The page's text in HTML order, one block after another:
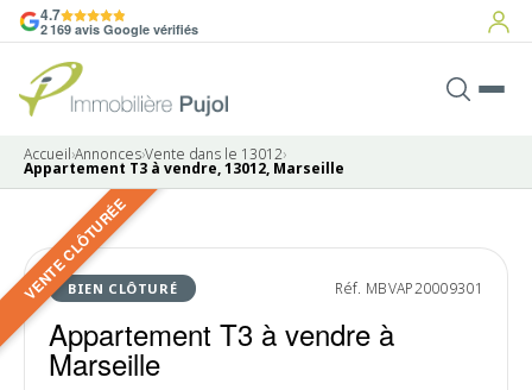
4.7
2 169 avis Google vérifiés
Accueil›Annonces›Vente dans le 13012›
Appartement T3 à vendre, 13012, Marseille
VENTE CLÔTURÉE
BIEN CLÔTURÉ Réf. MBVAP20009301
Appartement T3 à vendre à
Marseille
VENDU
10 photos